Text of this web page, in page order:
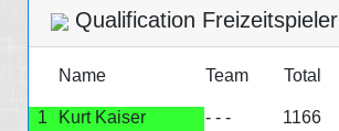
Qualification Freizeitspieler
Name Team Total
1 Kurt Kaiser - - -
1166